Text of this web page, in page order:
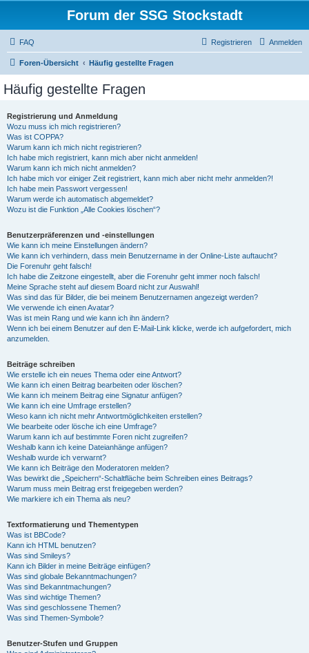
Forum der SSG Stockstadt
FAQ Anmelden
Registrieren
Foren-Übersicht Häufig gestellte Fragen
Häufig gestellte Fragen
Registrierung und Anmeldung
Wozu muss ich mich registrieren?
Was ist COPPA?
Warum kann ich mich nicht registrieren?
Ich habe mich registriert, kann mich aber nicht anmelden!
Warum kann ich mich nicht anmelden?
Ich habe mich vor einiger Zeit registriert, kann mich aber nicht mehr anmelden?!
Ich habe mein Passwort vergessen!
Warum werde ich automatisch abgemeldet?
Wozu ist die Funktion „Alle Cookies löschen“?
Benutzerpräferenzen und -einstellungen
Wie kann ich meine Einstellungen ändern?
Wie kann ich verhindern, dass mein Benutzername in der Online-Liste auftaucht?
Die Forenuhr geht falsch!
Ich habe die Zeitzone eingestellt, aber die Forenuhr geht immer noch falsch!
Meine Sprache steht auf diesem Board nicht zur Auswahl!
Was sind das für Bilder, die bei meinem Benutzernamen angezeigt werden?
Wie verwende ich einen Avatar?
Was ist mein Rang und wie kann ich ihn ändern?
Wenn ich bei einem Benutzer auf den E-Mail-Link klicke, werde ich aufgefordert, mich
anzumelden.
Beiträge schreiben
Wie erstelle ich ein neues Thema oder eine Antwort?
Wie kann ich einen Beitrag bearbeiten oder löschen?
Wie kann ich meinem Beitrag eine Signatur anfügen?
Wie kann ich eine Umfrage erstellen?
Wieso kann ich nicht mehr Antwortmöglichkeiten erstellen?
Wie bearbeite oder lösche ich eine Umfrage?
Warum kann ich auf bestimmte Foren nicht zugreifen?
Weshalb kann ich keine Dateianhänge anfügen?
Weshalb wurde ich verwarnt?
Wie kann ich Beiträge den Moderatoren melden?
Was bewirkt die „Speichern“-Schaltfläche beim Schreiben eines Beitrags?
Warum muss mein Beitrag erst freigegeben werden?
Wie markiere ich ein Thema als neu?
Textformatierung und Thementypen
Was ist BBCode?
Kann ich HTML benutzen?
Was sind Smileys?
Kann ich Bilder in meine Beiträge einfügen?
Was sind globale Bekanntmachungen?
Was sind Bekanntmachungen?
Was sind wichtige Themen?
Was sind geschlossene Themen?
Was sind Themen-Symbole?
Benutzer-Stufen und Gruppen